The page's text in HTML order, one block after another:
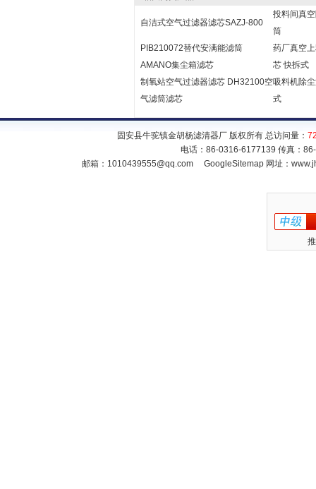
自洁式空气过滤器滤芯SAZJ-800
投料间真
筒
PIB210072替代安满能滤筒
AMANO集尘箱滤芯
药厂真空
芯 快拆式
制氧站空气过滤器滤芯 DH32100空
气滤筒滤芯
吸料机除
式
固安县牛驼镇金胡杨滤清器厂 版权所有 总访问量：
电话：86-0316-6177139 传真：
邮箱： 1010439555@qq.com GoogleSitemap网址：